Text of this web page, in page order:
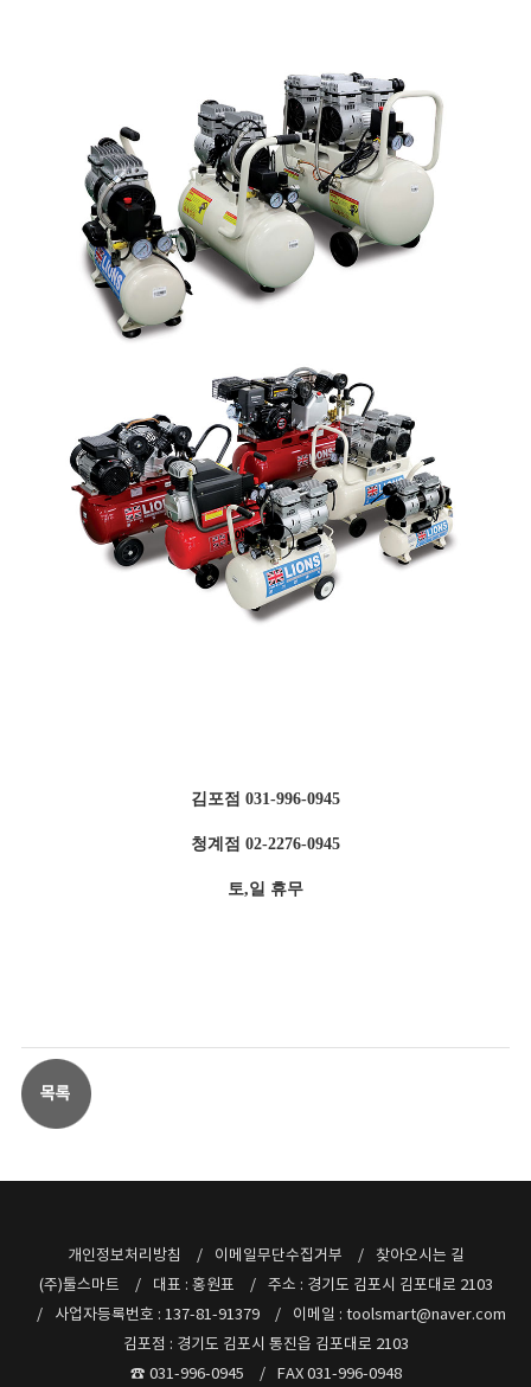
김포점 031-996-0945
청계점 02-2276-0945
토,일 휴무
개인정보처리방침 이메일무단수집거부
찾아오시는 길
(주)툴스마트
대표 : 홍원표
주소 : 경기도 김포시 김포대로 2103
사업자등록번호 : 137-81-91379
이메일 : toolsmart@naver.com
김포점 : 경기도 김포시 통진읍 김포대로 2103
☎ 031-996-0945
FAX 031-996-0948